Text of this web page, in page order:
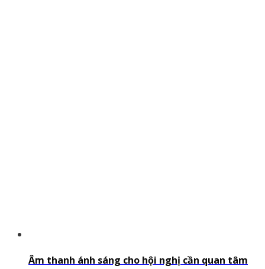
Âm thanh ánh sáng cho hội nghị cần quan tâm